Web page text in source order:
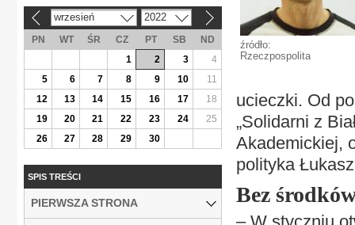
źródło:
Rzeczpospolita
ucieczki. Od
„Solidarni z
Akademickiej,
polityka
Bez
wrzesień 2022
PN WT ŚR CZ PT SB
ND
1
2 3
4
5
6 7 8 9 10
11
12
13 14 15 16 17
18
19
20 21 22 23 24
25
26
27 28 29 30
SPIS TREŚCI
PIERWSZA STRONA